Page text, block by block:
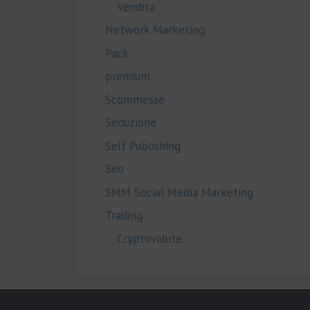
Vendita
Network Marketing
Pack
premium
Scommesse
Seduzione
Self Publishing
Seo
SMM Social Media Marketing
Trading
Cryptovalute